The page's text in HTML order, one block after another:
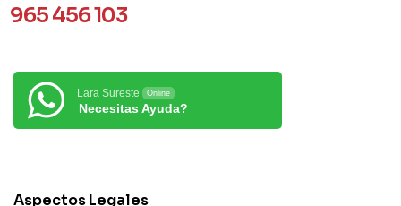
965 456 103
Lara Sureste Online
Necesitas Ayuda?
Aspectos Legales